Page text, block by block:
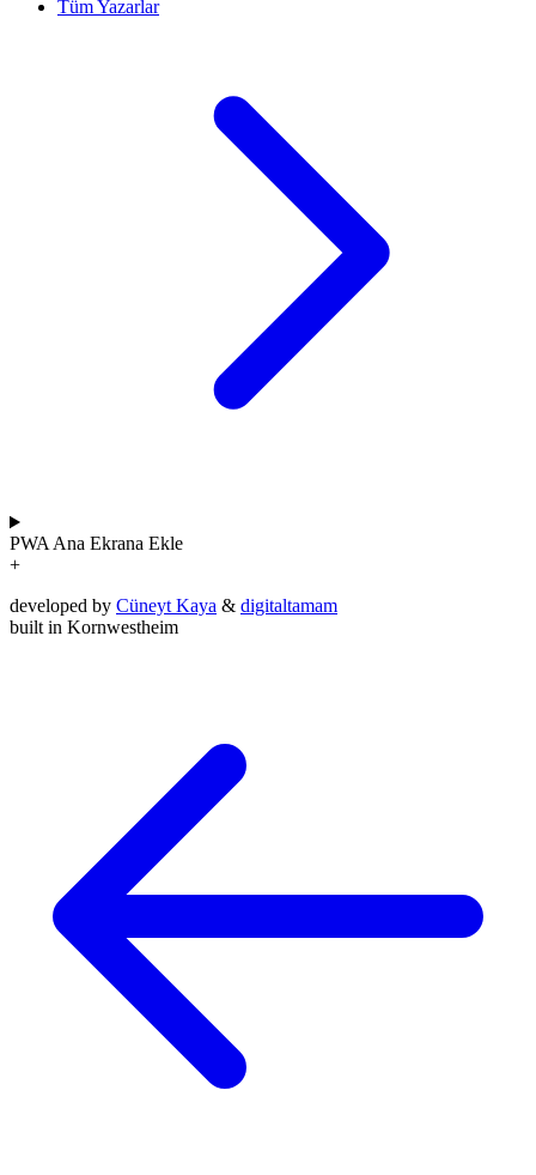
Tüm Yazarlar
PWA Ana Ekrana Ekle
+
developed by Cüneyt Kaya & digitaltamam
built in Kornwestheim